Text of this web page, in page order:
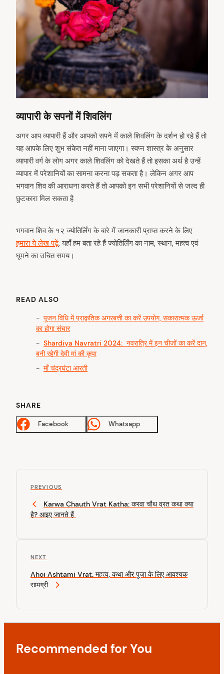
व्यापारी के सपनों में शिवलिंग
अगर आप व्यापारी हैं और आपको सपने में काले शिवलिंग के दर्शन हो रहे हैं तो
यह आपके लिए शुभ संकेत नहीं माना जाएगा। स्वप्न शास्त्र के अनुसार
व्यापारी वर्ग के लोग अगर काले शिवलिंग को देखते हैं तो इसका अर्थ है उन्हें
व्यापार में परेशानियों का सामना करना पड़ सकता है। लेकिन अगर आप
भगवान शिव की आराधना करते हैं तो आपको इन सभी परेशानियों से जल्द ही
छुटकारा मिल सकता है
भगवान शिव के १२ ज्योतिर्लिंग के बारे में जानकारी प्राप्त करने के लिए
हमारा ये लेख पढ़ें, यहाँ हम बता रहे हैं ज्योतिर्लिंग का नाम, स्थान, महत्व एवं
घूमने का उचित समय।
READ ALSO
पूजन विधि में प्राकृतिक अगरबत्ती का करें उपयोग, सकारात्मक ऊर्जा
का होगा संचार
Shardiya Navratri 2024: नवरात्रि में इन चीजों का करें दान,
बनी रहेगी देवी मां की कृपा
माँ चंद्रघंटा आरती
SHARE
Facebook Whatsapp
P
n
g
a
i
P
e
v
o
s
P
o
PREVIOUS
Karwa Chauth Vrat Katha: करवा चौथ व्रत कथा क्या
है? आइए जानते हैं
N
x
t
o
s
NEXT
Ahoi Ashtami Vrat: महत्व, कथा और पूजा के लिए आवश्यक
सामग्री
Recommended for You